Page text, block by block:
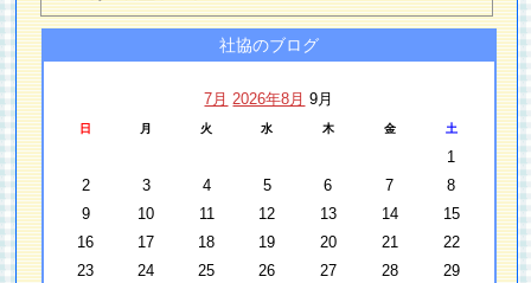
社協のブログ
7月 2026年8月 9月
日 月 火 水 木 金 土
1
2
3 4 5 6 7
8
9
10 11 12 13 14
15
16
17 18 19 20 21
22
23
24 25 26 27 28
29